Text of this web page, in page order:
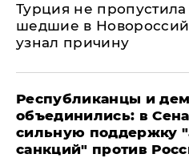
Турция не пропустила
шедшие в
узнал причину
Республиканцы и
объединились: в
сильную поддержку
санкций" против